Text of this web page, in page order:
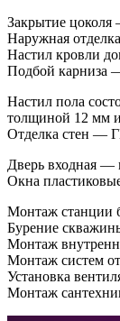
Закрытие
Наружная
Настил кровли
Подбой карниза
Настил пола
толщиной 12 мм
Отделка стен —
Дверь входная —
Окна
Монтаж станции
Бурение
Монтаж
Монтаж систем
Установка
Монтаж